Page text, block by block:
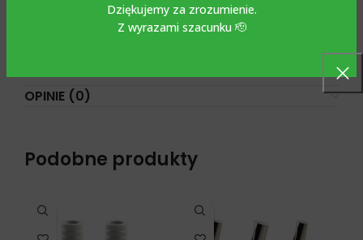
Dziękujemy za zrozumienie.
Z wyrazami szacunku 🫡
klucza protetycznego.
OPINIE (0)
Podobne produkty